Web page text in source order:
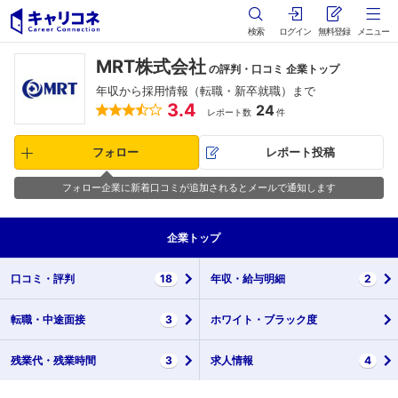
検索 ログイン 無料登録 メニュー
MRT株式会社 の評判・口コミ 企業トップ
年収から採用情報（転職・新卒就職）まで
3.4 レポート数 24件
フォロー レポート投稿
フォロー企業に新着口コミが追加されるとメールで通知します
企業 トップ
口コミ・ 評判 18 年収・ 給与明細 2
転職・ 中途面接 3 ホワイト・ ブラック度
残業代・ 残業時間 3 求人情報 4